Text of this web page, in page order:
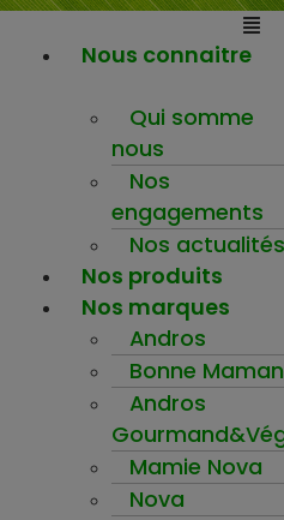
Nous connaitre
Qui somme
nous
Nos
engagements
Nos actualités
Nos produits
Nos marques
Andros
Bonne Maman
Andros
Mamie Nova
Nova